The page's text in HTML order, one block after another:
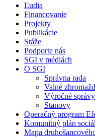
Ľudia
Financovanie
Projekty
Publikácie
Stáže
Podporte nás
SGI v médiách
O SGI
Správna rada
Valné
Výročné správy
Stanovy
Operačný program
Komunitný plán
Mapa